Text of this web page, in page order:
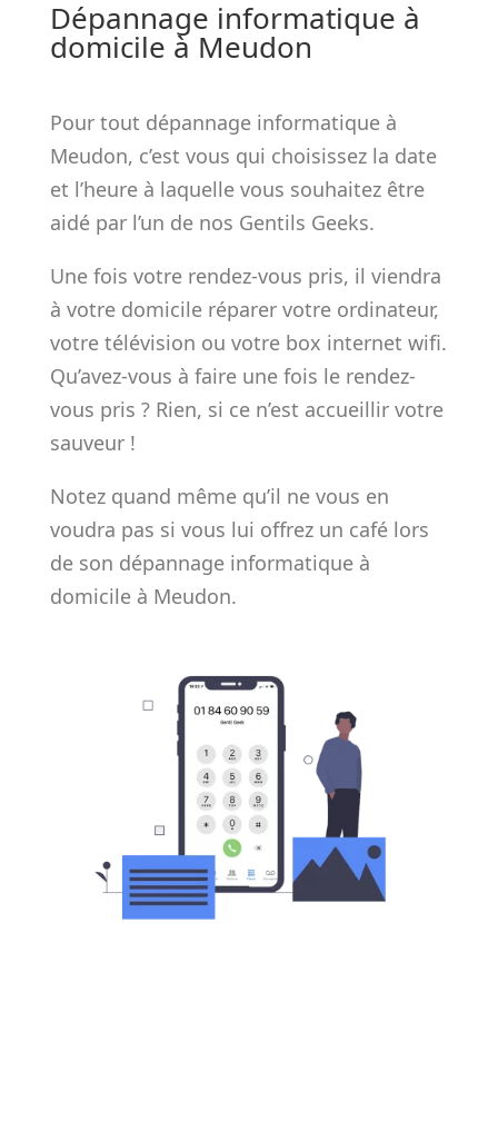
Dépannage informatique à
domicile à Meudon
Pour tout dépannage informatique à
Meudon, c’est vous qui choisissez la date
et l’heure à laquelle vous souhaitez être
aidé par l’un de nos Gentils Geeks.
Une fois votre rendez-vous pris, il viendra
à votre domicile réparer votre ordinateur,
votre télévision ou votre box internet wifi.
Qu’avez-vous à faire une fois le rendez-
vous pris ? Rien, si ce n’est accueillir votre
sauveur !
Notez quand même qu’il ne vous en
voudra pas si vous lui offrez un café lors
de son dépannage informatique à
domicile à Meudon.